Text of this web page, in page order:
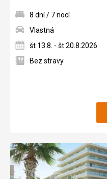
8 dní / 7 nocí
Vlastná
št 13.8. - št 20.8.2026
Bez stravy